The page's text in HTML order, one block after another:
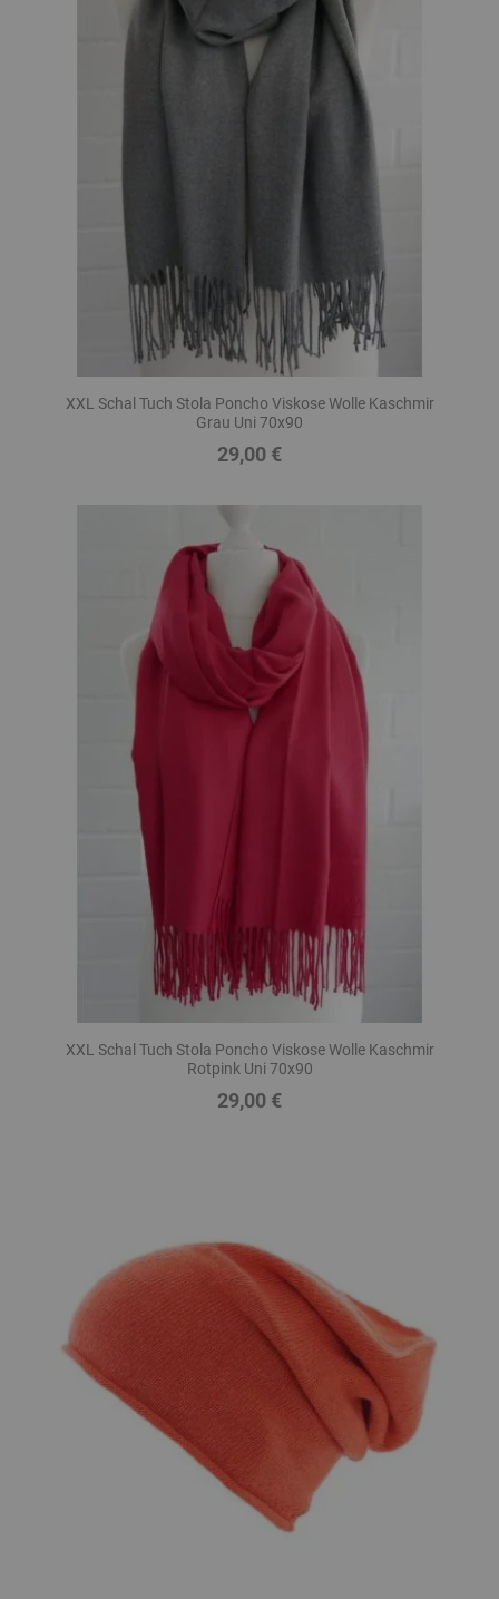
XXL Schal Tuch Stola Poncho Viskose Wolle Kaschmir
Grau Uni 70x90
Preis
29,00 €
XXL Schal Tuch Stola Poncho Viskose Wolle Kaschmir
Rotpink Uni 70x90
Preis
29,00 €